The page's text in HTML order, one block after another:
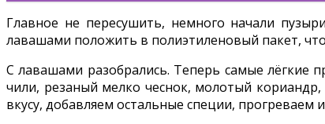
Главное не пересушить, немного начали
лавашами положить в полиэтиленовый пакет,
С лавашами разобрались. Теперь самые лёгкие
чили, резаный мелко чеснок, молотый
вкусу, добавляем остальные специи,